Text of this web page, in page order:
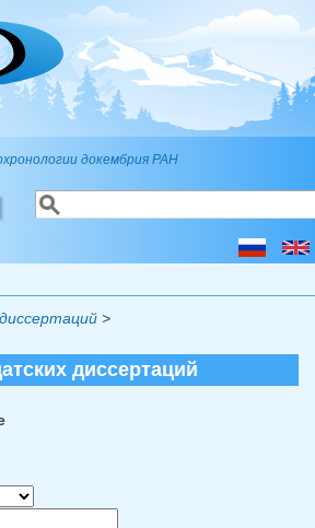
докембрия РАН
Форма поиска
Поиск
>
диссертаций